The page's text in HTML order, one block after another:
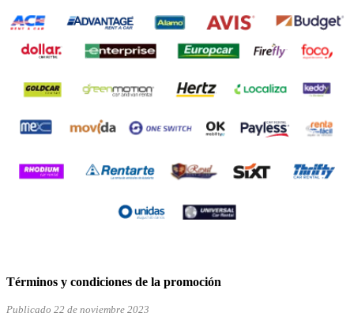
Términos y condiciones de la promoción
Publicado 22 de noviembre 2023